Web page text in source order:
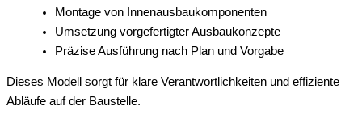
Montage von Innenausbaukomponenten
Umsetzung vorgefertigter Ausbaukonzepte
Präzise Ausführung nach Plan und Vorgabe
Dieses Modell sorgt für klare Verantwortlichkeiten und effiziente
Abläufe auf der Baustelle.